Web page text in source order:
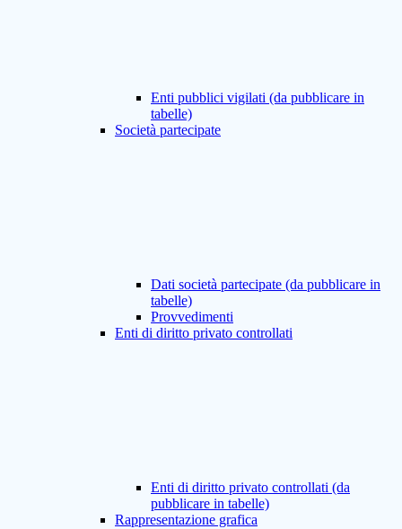
Enti pubblici vigilati (da pubblicare in
tabelle)
Società partecipate
Dati società partecipate (da pubblicare in
tabelle)
Provvedimenti
Enti di diritto privato controllati
Enti di diritto privato controllati (da
pubblicare in tabelle)
Rappresentazione grafica